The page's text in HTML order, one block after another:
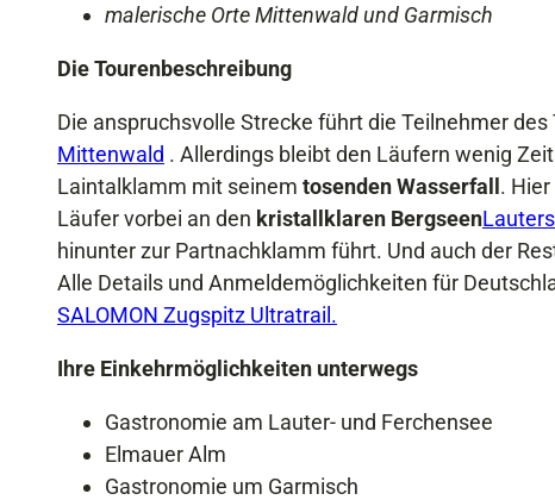
malerische Orte Mittenwald und Garmisch
Die Tourenbeschreibung
Die anspruchsvolle Strecke führt die Teilnehmer des
Mittenwald . Allerdings bleibt den Läufern wenig
Laintalklamm mit seinem tosenden Wasserfall.
Läufer vorbei an den kristallklaren Bergseen
hinunter zur Partnachklamm führt. Und auch der
Alle Details und Anmeldemöglichkeiten für
SALOMON Zugspitz Ultratrail.
Ihre Einkehrmöglichkeiten unterwegs
Gastronomie am Lauter- und Ferchensee
Elmauer Alm
Gastronomie um Garmisch